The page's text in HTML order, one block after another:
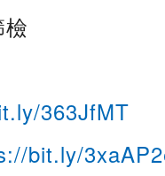
363JfMT
bit.ly/